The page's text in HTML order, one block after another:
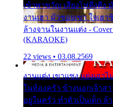
เข้าพาขวัญ เสียงโห่ตึงตึง
งานเฮา มัวซอยเขา ใจเ
ล้างจานในงานแต่ง -
(KARAOKE)
22 views • 03.08.2569
งานแต่ง เขาแซง แย่งเอ
ในห้องครัว ข้างนอกเจ้าส
อยู่ในครัว ทำตัวเป็นเด็ก ล้